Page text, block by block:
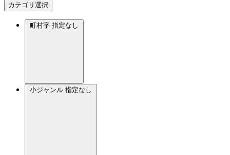
カテゴリ選択
町村字 指定なし
小ジャンル 指定なし